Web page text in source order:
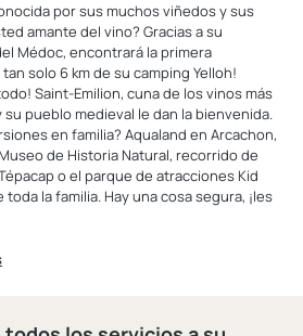
por sus muchos viñedos y sus
amante del vino? Gracias a su
Médoc, encontrará la primera
solo 6 km de su camping Yelloh!
Saint-Emilion, cuna de los vinos más
pueblo medieval le dan la bienvenida.
en familia? Aqualand en Arcachon,
de Historia Natural, recorrido de
o el parque de atracciones Kid
toda la familia. Hay una cosa segura, ¡les